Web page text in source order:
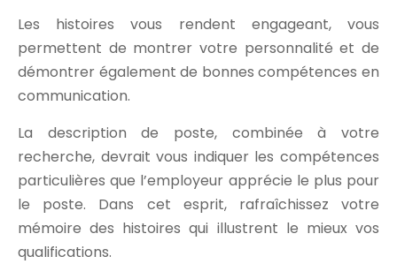
Les histoires vous rendent engageant, vous
permettent de montrer votre personnalité et de
démontrer également de bonnes compétences en
communication.
La description de poste, combinée à votre
recherche, devrait vous indiquer les compétences
particulières que l’employeur apprécie le plus pour
le poste. Dans cet esprit, rafraîchissez votre
mémoire des histoires qui illustrent le mieux vos
qualifications.